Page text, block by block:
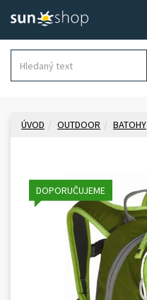
ÚVOD OUTDOOR BATOHY
DOPORUČUJEME